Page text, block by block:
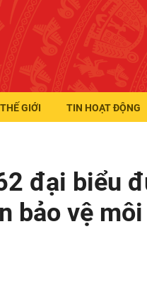
THẾ GIỚI TIN HOẠT ĐỘNG
đại biểu
bảo vệ